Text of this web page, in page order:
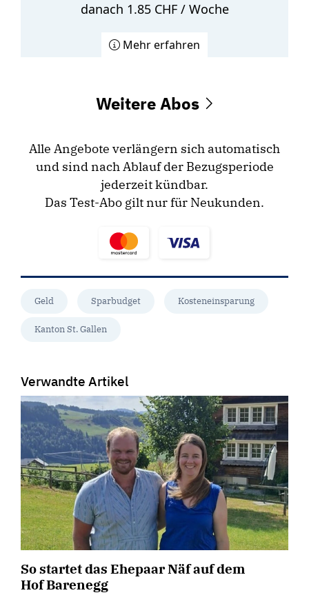
danach 1.85 CHF / Woche
Mehr erfahren
Weitere Abos
Alle Angebote verlängern sich automatisch
und sind nach Ablauf der Bezugsperiode
jederzeit kündbar.
Das Test-Abo gilt nur für Neukunden.
Geld Sparbudget Kosteneinsparung
Kanton St. Gallen
Verwandte Artikel
So startet das Ehepaar Näf auf dem
Hof Barenegg